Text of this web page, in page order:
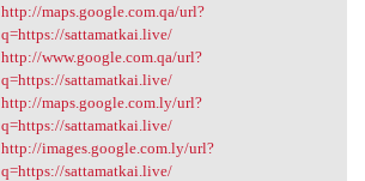
http://maps.google.com.qa/url?
q=https://sattamatkai.live/
http://www.google.com.qa/url?
q=https://sattamatkai.live/
http://maps.google.com.ly/url?
q=https://sattamatkai.live/
http://images.google.com.ly/url?
q=https://sattamatkai.live/